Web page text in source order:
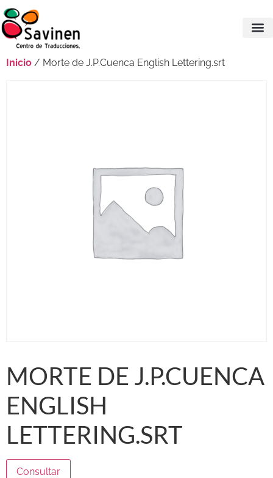
Inicio / Morte de J.P.Cuenca English Lettering.srt
MORTE DE J.P.CUENCA
ENGLISH
LETTERING.SRT
Consultar